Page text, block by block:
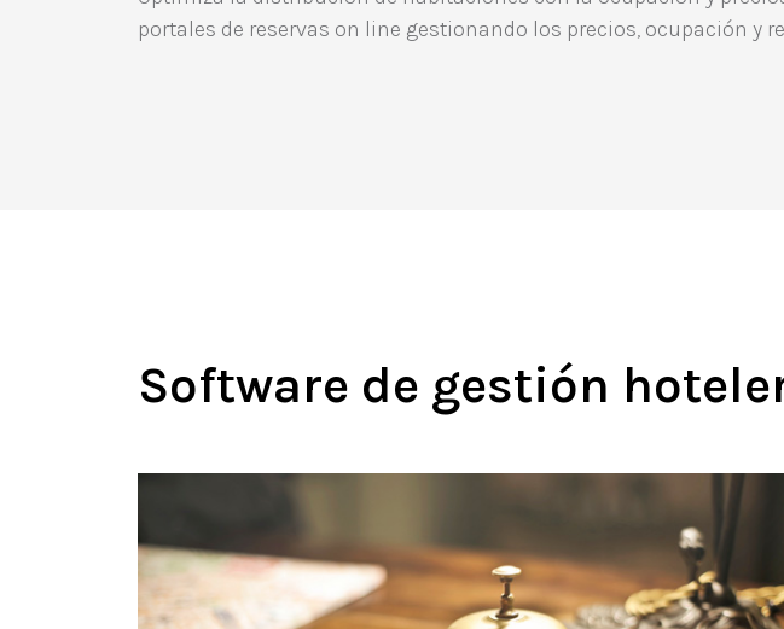
portales de reservas on line gestionando los precios, ocupación y
Software de gestión